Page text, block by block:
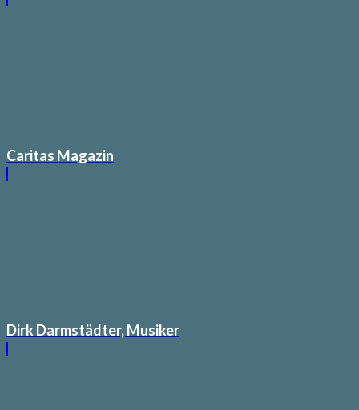
Caritas Magazin
Dirk Darmstädter, Musiker